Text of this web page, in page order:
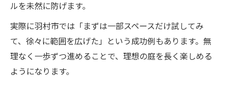
ルを未然に防げます。
実際に羽村市では「まずは一部スペースだけ試してみ
て、徐々に範囲を広げた」という成功例もあります。無
理なく一歩ずつ進めることで、理想の庭を長く楽しめる
ようになります。